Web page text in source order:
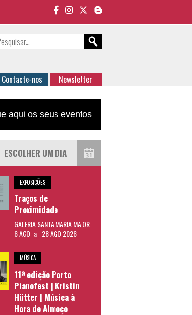
Contacte-nos Newsletter
aqui os seus eventos
EXPOSIÇÕES
Traços de
Proximidade
GALERIA SANTA MARIA MAIOR
6 AGO a 28 AGO 2026
MÚSICA
11ª edição Porto
Pianofest | Kristin
Hütter | Música à
Hora de Almoço